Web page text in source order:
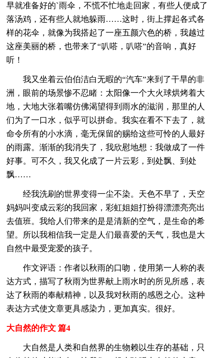
早就准备好的`雨伞，不慌不忙地走回家，有些人便成了
落汤鸡，还有些人就地躲雨……这时，街上撑起各式各
样的花伞，就像为我搭起了一座五颜六色的桥，我越过
这座美丽的桥，也带来了“叭嗒，叭嗒”的音响，真好
听！
我又坐着云伯伯洁白无暇的“汽车”来到了干旱的非
洲，眼前的场景惨不忍睹：太阳像一个大火球烘烤着大
地，大地大张着嘴仿佛渴望得到雨水的滋润，那里的人
们为了一口水，似乎可以拼命。我实在看不下去了，就
命令所有的小水滴，毫无保留的赐给这些可怜的人最好
的雨露。渐渐的我消失了，我欣慰地想：我做成了一件
好事。可不久，我又化成了一片云彩，到处飘、到处
飘……
经我洗刷的世界变得一尘不染。天色不早了，天空
妈妈叫变成云彩的我回家，彩虹姐姐打扮得漂漂亮亮出
去值班。我给人们带来的是是清新的空气，是生命的希
望。所以我相信我一定是人们最喜爱的天气，我也是大
自然中最受宠爱的孩子。
作文评语：作者以秋雨的口吻，使用第一人称的表
达方式，描写了秋雨为世界献上雨水时的所见所感，表
达了秋雨的奉献精神，以及我对秋雨的感恩之心。这种
表达方式使文章更具感染力，更加真实。很好。
大自然的作文 篇4
大自然是人类和自然界的生物赖以生存的基础，只